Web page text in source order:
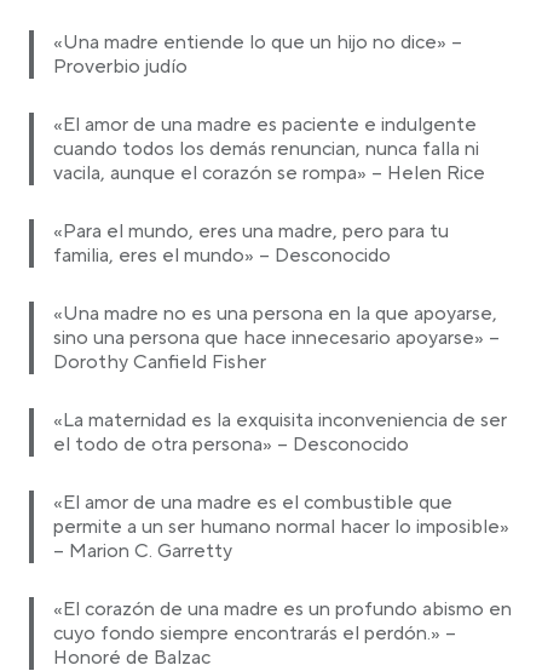
«Una madre entiende lo que un hijo no dice» –
Proverbio judío
«El amor de una madre es paciente e indulgente
cuando todos los demás renuncian, nunca falla ni
vacila, aunque el corazón se rompa» – Helen Rice
«Para el mundo, eres una madre, pero para tu
familia, eres el mundo» – Desconocido
«Una madre no es una persona en la que apoyarse,
sino una persona que hace innecesario apoyarse» –
Dorothy Canfield Fisher
«La maternidad es la exquisita inconveniencia de ser
el todo de otra persona» – Desconocido
«El amor de una madre es el combustible que
permite a un ser humano normal hacer lo imposible»
– Marion C. Garretty
«El corazón de una madre es un profundo abismo en
cuyo fondo siempre encontrarás el perdón.» –
Honoré de Balzac